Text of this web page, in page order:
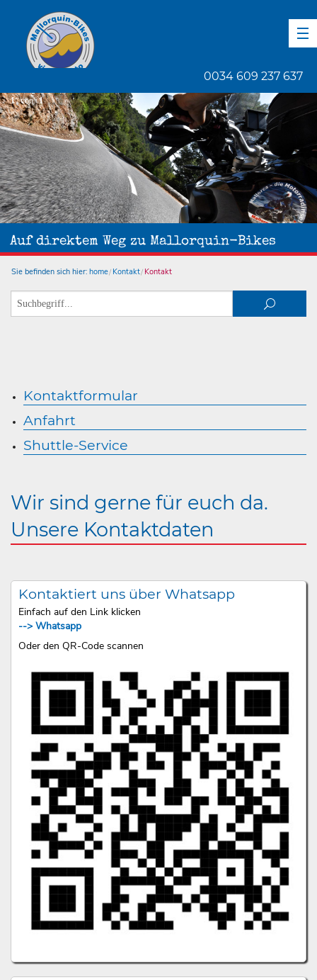
0034 609 237 637
Auf direktem Weg zu Mallorquin-Bikes
1 von 1
Sie befinden sich hier: home Kontakt Kontakt
Kontaktformular
Anfahrt
Shuttle-Service
Wir sind gerne für euch da.
Unsere Kontaktdaten
Kontaktiert uns über Whatsapp
Einfach auf den Link klicken
--> Whatsapp
Oder den QR-Code scannen